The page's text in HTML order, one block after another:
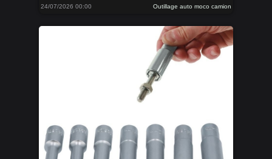
24/07/2026 00:00 Outillage auto moco camion